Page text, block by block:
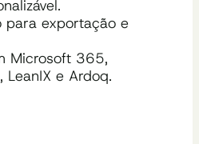
para exportação e
Microsoft 365,
LeanIX e Ardoq.